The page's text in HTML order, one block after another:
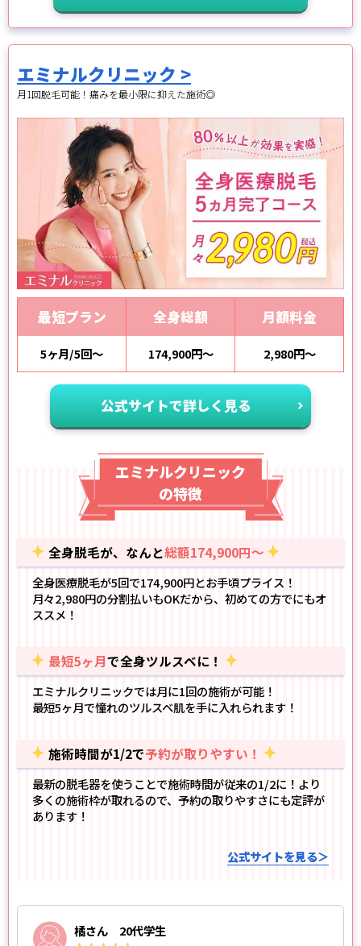
エミナルクリニック >
月1回脱毛可能！痛みを最小限に抑えた施術◎
最短プラン 全身総額 月額料金
5ヶ月/5回～ 174,900円～ 2,980円～
公式サイトで詳しく見る
エミナルクリニック
の特徴
全身脱毛が、なんと総額174,900円～
全身医療脱毛が5回で174,900円とお手頃プライス！
月々2,980円の分割払いもOKだから、初めての方でにもオ
ススメ！
最短5ヶ月で全身ツルスベに！
エミナルクリニックでは月に1回の施術が可能！
最短5ヶ月で憧れのツルスベ肌を手に入れられます！
施術時間が1/2で予約が取りやすい！
最新の脱毛器を使うことで施術時間が従来の1/2に！より
多くの施術枠が取れるので、予約の取りやすさにも定評が
あります！
公式サイトを見る＞
橘さん 20代学生